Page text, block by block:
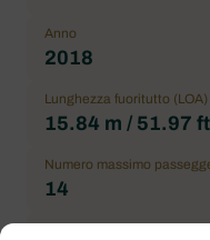
Anno
2018
Lunghezza fuoritutto (LOA)
15.84 m / 51.97 ft
Numero massimo
14